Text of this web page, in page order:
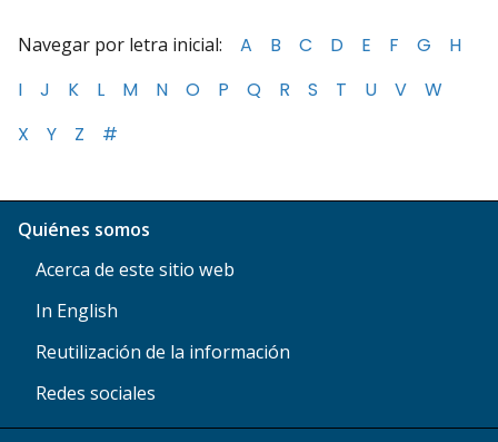
Navegar por letra inicial: A B C D E F G
H
I
J K L M N O P Q R S T U V
W
X
Y Z #
Quiénes somos
Acerca de este sitio web
In English
Reutilización de la información
Redes sociales